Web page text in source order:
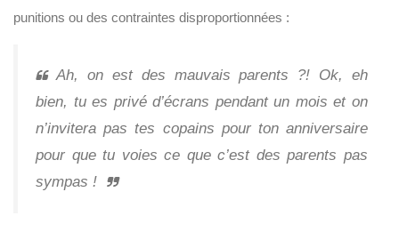
punitions ou des contraintes disproportionnées :
Ah, on est des mauvais parents ?! Ok, eh
bien, tu es privé d’écrans pendant un mois et on
n’invitera pas tes copains pour ton anniversaire
pour que tu voies ce que c’est des parents pas
sympas !